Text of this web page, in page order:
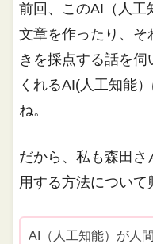
前回、このAI（人工
文章を作ったり、そ
きを採点する話を
くれるAI(人工知能
ね。
だから、私も森田
用する方法について
AI（人工知能）が人